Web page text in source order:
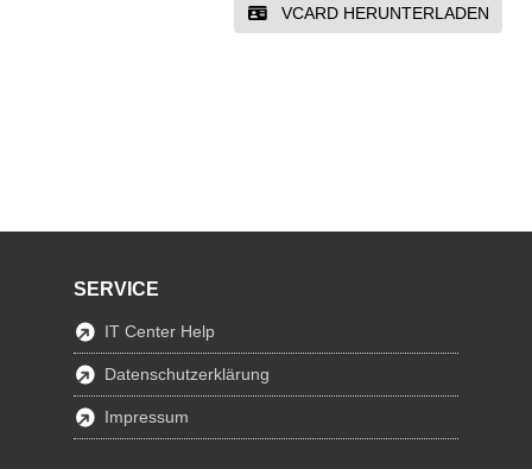
VCARD HERUNTERLADEN
SERVICE
IT Center Help
Datenschutzerklärung
Impressum